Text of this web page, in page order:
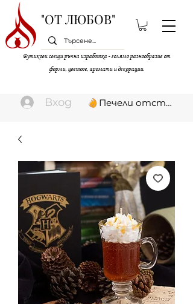
"ОТ ЛЮБОВ"
Бутикови свещи ръчна изработка - голямо разнообразие от
форми, цветове, аромати и декорации.
Вход Печели отстъпки